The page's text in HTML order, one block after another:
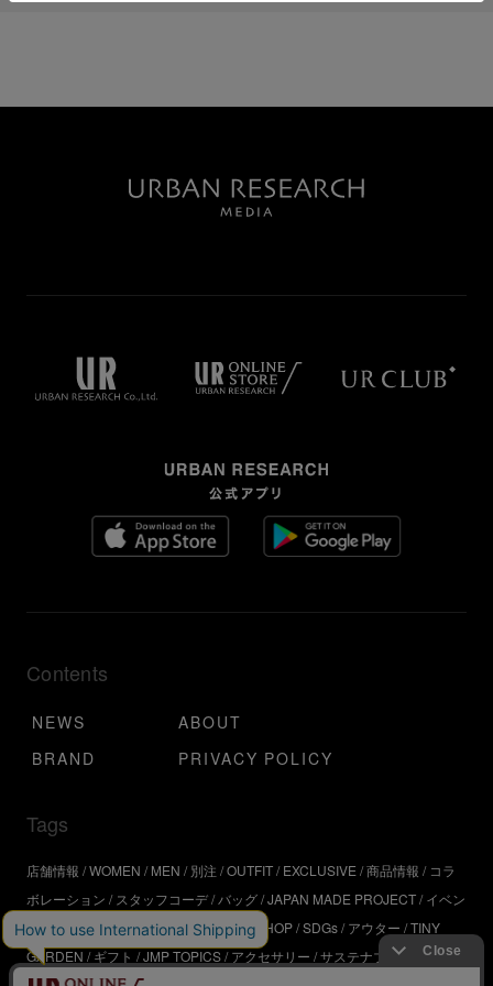
Contents
NEWS
ABOUT
BRAND
PRIVACY POLICY
Tags
店舗情報 WOMEN MEN 別注 OUTFIT EXCLUSIVE 商品情報
コラ
ボレーション
スタッフコーデ バッグ JAPAN MADE PROJECT イベン
ト アウトドア インタビュー WORKSHOP SDGs アウター TINY
GARDEN
ギフト JMP TOPICS アクセサリー サステナブル
UR